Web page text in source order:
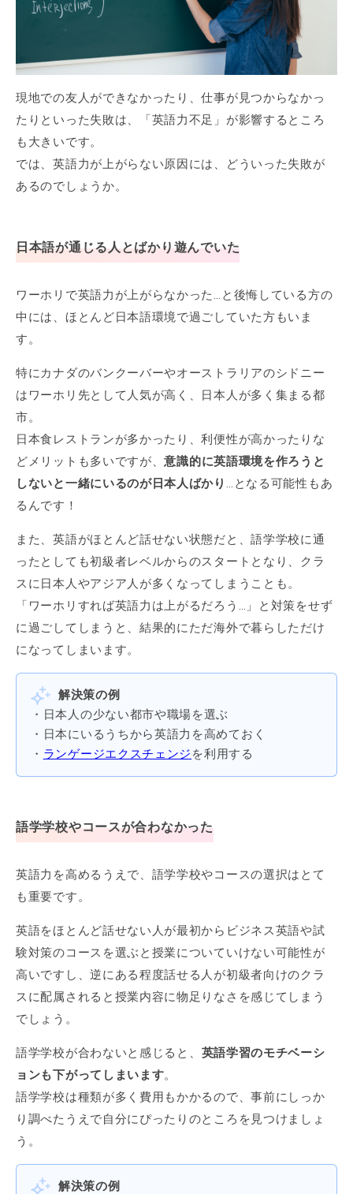
現地での友人ができなかったり、仕事が見つからなかっ
たりといった失敗は、「英語力不足」が影響するところ
も大きいです。
では、英語力が上がらない原因には、どういった失敗が
あるのでしょうか。
日本語が通じる人とばかり遊んでいた
ワーホリで英語力が上がらなかった…と後悔している方の
中には、ほとんど日本語環境で過ごしていた方もいま
す。
特にカナダのバンクーバーやオーストラリアのシドニー
はワーホリ先として人気が高く、日本人が多く集まる都
市。
日本食レストランが多かったり、利便性が高かったりな
どメリットも多いですが、意識的に英語環境を作ろうと
しないと一緒にいるのが日本人ばかり …となる可能性もあ
るんです！
また、英語がほとんど話せない状態だと、語学学校に通
ったとしても初級者レベルからのスタートとなり、クラ
スに日本人やアジア人が多くなってしまうことも。
「ワーホリすれば英語力は上がるだろう…」と対策をせず
に過ごしてしまうと、結果的にただ海外で暮らしただけ
になってしまいます。
解決策の例
・日本人の少ない都市や職場を選ぶ
・日本にいるうちから英語力を高めておく
・ ランゲージエクスチェンジ を利用する
語学学校やコースが合わなかった
英語力を高めるうえで、語学学校やコースの選択はとて
も重要です。
英語をほとんど話せない人が最初からビジネス英語や試
験対策のコースを選ぶと授業についていけない可能性が
高いですし、逆にある程度話せる人が初級者向けのクラ
スに配属されると授業内容に物足りなさを感じてしまう
でしょう。
語学学校が合わないと感じると、 英語学習のモチベーシ
ョンも下がってしまいます。
語学学校は種類が多く費用もかかるので、事前にしっか
り調べたうえで自分にぴったりのところを見つけましょ
う。
解決策の例